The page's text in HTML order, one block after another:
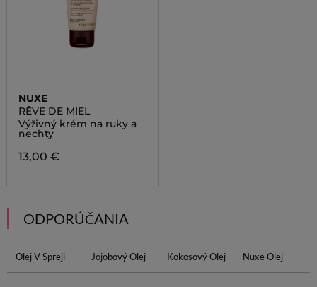
NUXE
RÊVE DE MIEL
Výživný krém na ruky a
nechty
13,00 €
ODPORÚČANIA
Olej V Spreji Jojobový Olej Kokosový Olej Nuxe Olej